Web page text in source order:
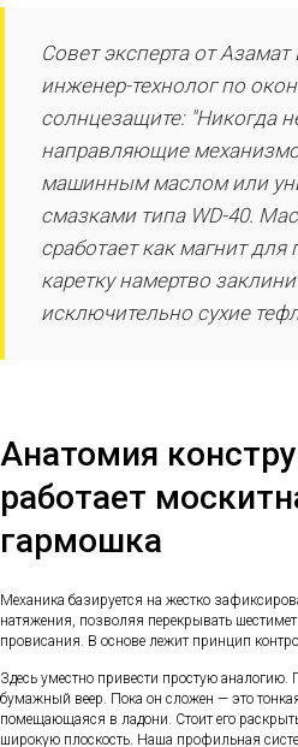
Совет эксперта от
инженер-технолог по
солнцезащите: "Никогда
направляющие
машинным маслом или
смазками типа WD-40.
сработает как магнит
каретку намертво
исключительно сухие
Анатомия
работает
гармошка
Механика базируется на жестко
натяжения, позволяя перекрывать
провисания. В основе лежит принцип
Здесь уместно привести простую аналогию.
бумажный веер. Пока он сложен — это
помещающаяся в ладони. Стоит его
широкую плоскость. Наша профильная